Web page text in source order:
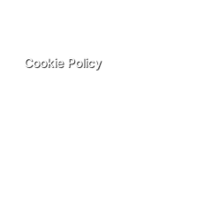
Cookie Policy